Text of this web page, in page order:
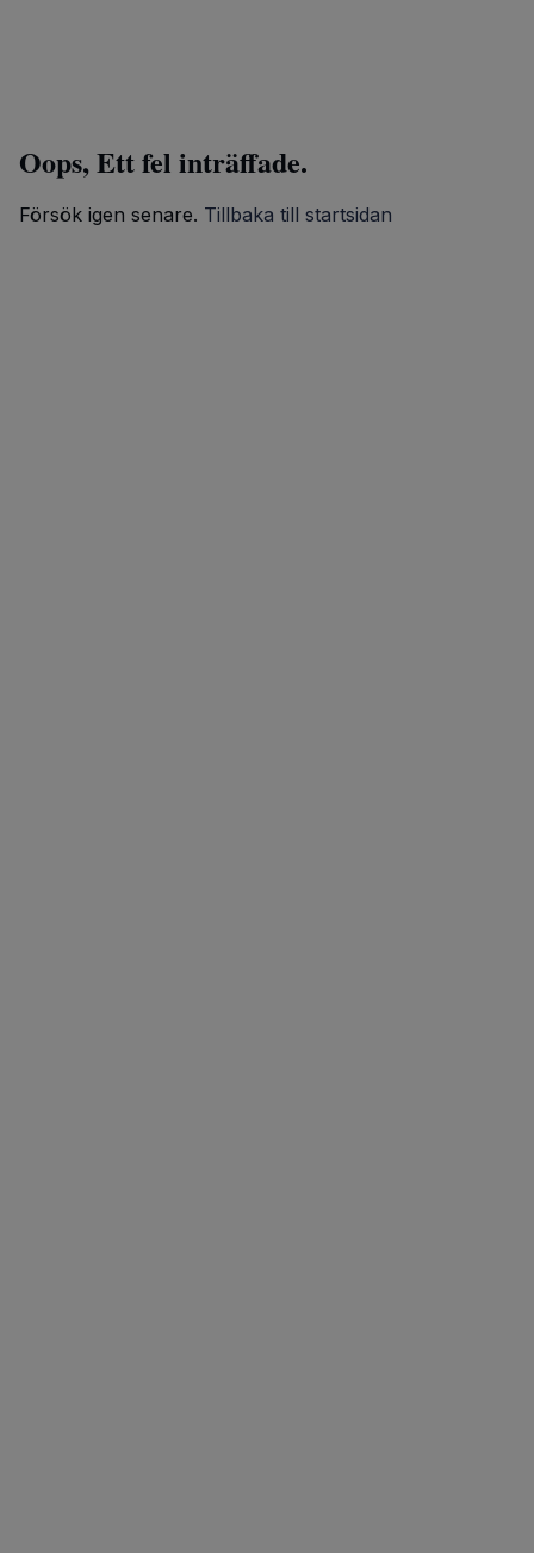
Oops, Ett fel inträffade.
Försök igen senare. Tillbaka till startsidan